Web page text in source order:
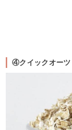
④クイックオーツ